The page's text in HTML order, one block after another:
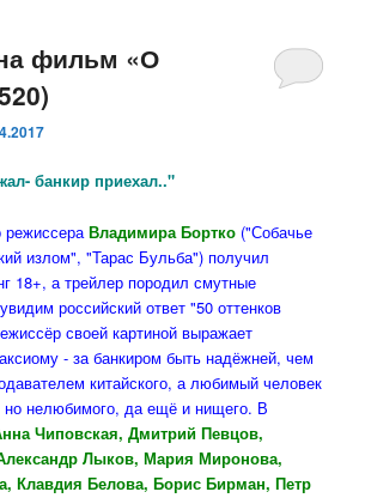
фильм «О
банкир приехал.."
режиссера Владимира Бортко ("Собачье
излом", "Тарас Бульба") получил
18+, а трейлер породил смутные
российский ответ "50 оттенков
своей картиной выражает
- за банкиром быть надёжней, чем
китайского, а любимый человек
нелюбимого, да ещё и нищего. В
Чиповская, Дмитрий Певцов,
Лыков, Мария Миронова,
Клавдия Белова, Борис Бирман, Петр